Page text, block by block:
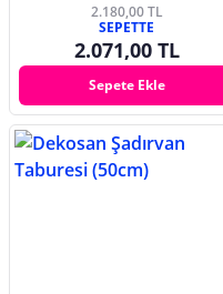
2.180,00 TL
SEPETTE
2.071,00 TL
Sepete Ekle